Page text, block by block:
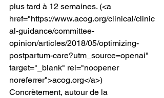
plus tard à 12 semaines. (<a
href="https://www.acog.org/clinical/clinic
al-guidance/committee-
opinion/articles/2018/05/optimizing-
postpartum-care?utm_source=openai"
target="_blank" rel="noopener
noreferrer">acog.org</a>)
Concrètement, autour de la